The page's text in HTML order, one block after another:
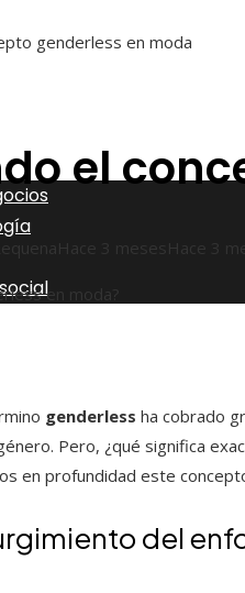
genderless en moda
el
Hace 3 meses Hace 3
genderless ha cobrado
Pero, ¿qué significa
en profundidad este
del